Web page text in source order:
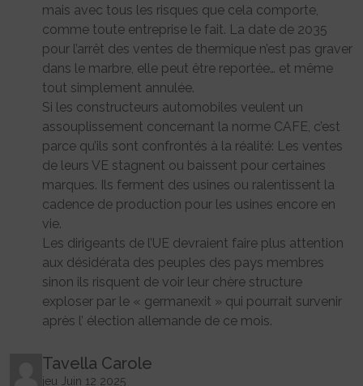
mais avec tous les risques que cela comporte,
comme toute entreprise le fait. La date de 2035
pour l’arrêt des ventes de thermique n’est pas graver
dans le marbre, elle peut être reportée… et même
tout simplement annulée.
Si les constructeurs automobiles veulent un
assouplissement concernant la norme CAFE, c’est
parce qu’ils sont confrontés à la réalité: Les ventes
de leurs VE stagnent ou baissent pour certaines
marques. Ils ferment des usines ou ralentissent la
cadence de production pour les usines encore en
vie.
Les dirigeants de l’UE devraient faire plus attention
aux désidérata des peuples des pays membres
sinon ils risquent de voir leur chère structure
exploser par le « germanexit » qui pourrait survenir
après l’ élection allemande de ce mois.
Tavella Carole
jeu Juin 12 2025